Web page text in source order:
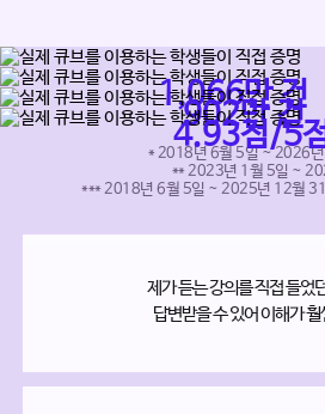
1,066만 건
902만 건
4.93점/5
* 2018년 6월 5일 ~ 2026년
** 2023년 1월 5일 ~
*** 2018년 6월 5일 ~ 2025년 12월 31
제가 듣는 강의를 직접 들었
답변받을 수 있어 이해가 훨